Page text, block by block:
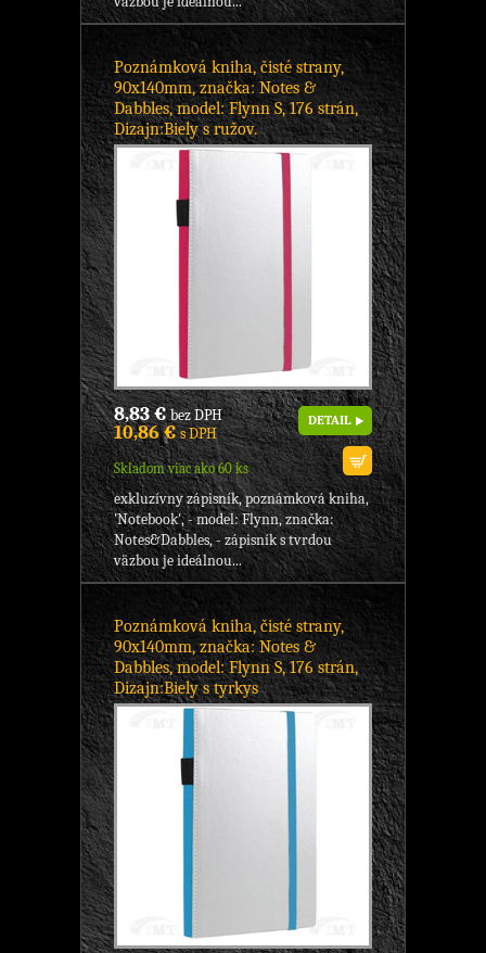
Poznámková kniha, čisté strany,
90x140mm, značka: Notes &
Dabbles, model: Flynn S, 176 strán,
Dizajn:Biely s ružov.
8,83 €bez DPH
10,86 €s DPH
Skladom viac ako 60 ks
DETAIL
exkluzívny zápisník, poznámková kniha,
'Notebook', - model: Flynn, značka:
Notes&Dabbles, - zápisník s tvrdou
väzbou je ideálnou...
Poznámková kniha, čisté strany,
90x140mm, značka: Notes &
Dabbles, model: Flynn S, 176 strán,
Dizajn:Biely s tyrkys